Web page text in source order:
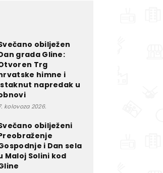
obilježen
grada Gline:
Trg
himne i
napredak u
kolovoza 2026.
obilježeni
i Dan sela
Maloj Solini kod